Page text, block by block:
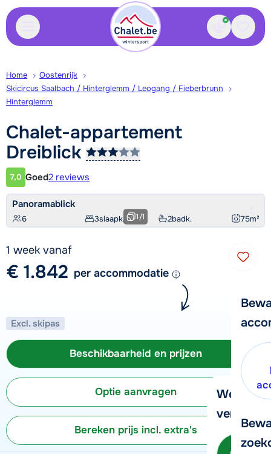
Contact
We
verder!
Home
Oostenrijk
Skicircus Saalbach / Hinterglemm / Leogang / Fieberbrunn
Hinterglemm
Chalet-appartement
Dreiblick
Klantwaardering
7,0 Goed2 reviews
Panoramablick
6 3slaapk. 2badk. 75m²
1/1
1 week vanaf
€ 1.842 per accommodatie
Excl. skipas
Beschikbaarheid en prijzen
Optie aanvragen
Bereken prijs incl. extra's